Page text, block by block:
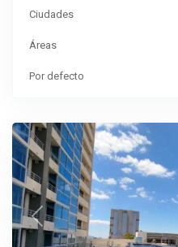
Ciudades
Áreas
Por defecto
Previous